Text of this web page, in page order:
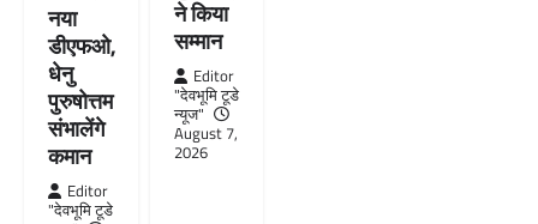
नया
डीएफओ,
धेनु
पुरुषोत्तम
संभालेंगे
कमान
Editor
"देवभूमि टूडे
ने किया
सम्मान
Editor
"देवभूमि टूडे
न्यूज"
August 7,
2026